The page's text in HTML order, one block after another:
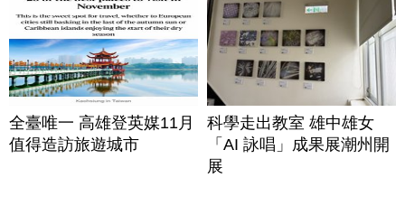
全臺唯一 高雄登英媒11月
值得造訪旅遊城市
科學走出教室 雄中雄女
「AI 詠唱」成果展潮州開
展